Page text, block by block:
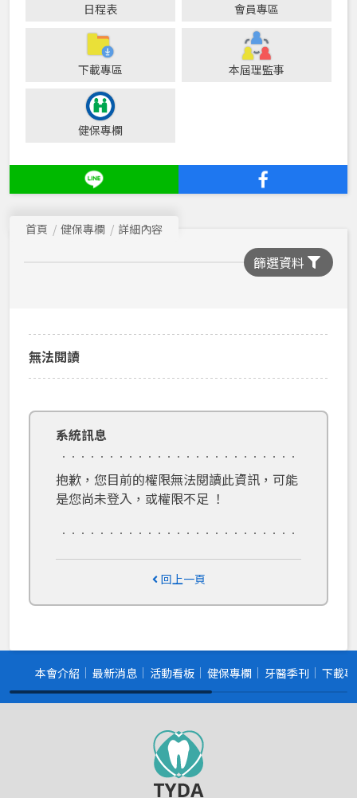
日程表 會員專區
下載專區 本屆理監事
健保專欄
首頁 健保專欄 詳細內容
篩選資料
無法閱讀
系統訊息
抱歉，您目前的權限無法閱讀此資訊，可能
是您尚未登入，或權限不足 ！
回上一頁
本會介紹 最新消息 活動看板 健保專欄 牙醫季刊 下載